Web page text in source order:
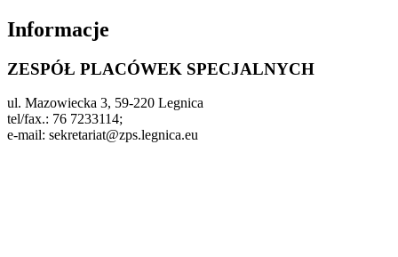
Informacje
ZESPÓŁ PLACÓWEK SPECJALNYCH
ul. Mazowiecka 3, 59-220 Legnica
tel/fax.: 76 7233114;
e-mail: sekretariat@zps.legnica.eu